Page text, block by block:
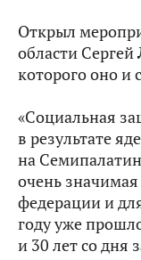
Открыл
области
которого оно и
«Социальная
в результате
на
очень
федерации и
году уже
и 30 лет со дня